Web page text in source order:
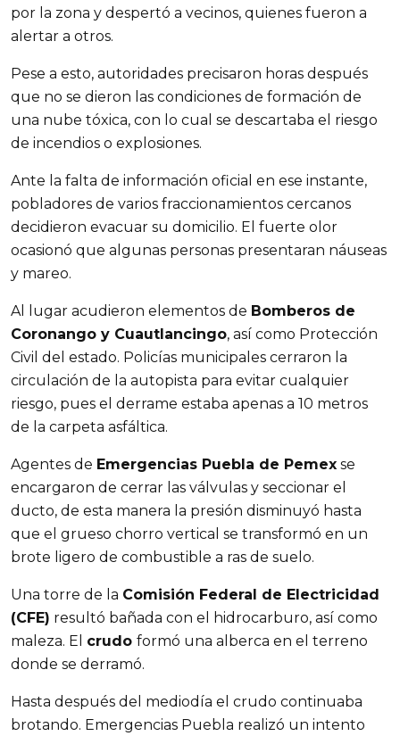
por la zona y despertó a vecinos, quienes fueron a
alertar a otros.
Pese a esto, autoridades precisaron horas después
que no se dieron las condiciones de formación de
una nube tóxica, con lo cual se descartaba el riesgo
de incendios o explosiones.
Ante la falta de información oficial en ese instante,
pobladores de varios fraccionamientos cercanos
decidieron evacuar su domicilio. El fuerte olor
ocasionó que algunas personas presentaran náuseas
y mareo.
Al lugar acudieron elementos de Bomberos de
Coronango y Cuautlancingo, así como Protección
Civil del estado. Policías municipales cerraron la
circulación de la autopista para evitar cualquier
riesgo, pues el derrame estaba apenas a 10 metros
de la carpeta asfáltica.
Agentes de Emergencias Puebla de Pemex se
encargaron de cerrar las válvulas y seccionar el
ducto, de esta manera la presión disminuyó hasta
que el grueso chorro vertical se transformó en un
brote ligero de combustible a ras de suelo.
Una torre de la Comisión Federal de Electricidad
(CFE) resultó bañada con el hidrocarburo, así como
maleza. El crudo formó una alberca en el terreno
donde se derramó.
Hasta después del mediodía el crudo continuaba
brotando. Emergencias Puebla realizó un intento